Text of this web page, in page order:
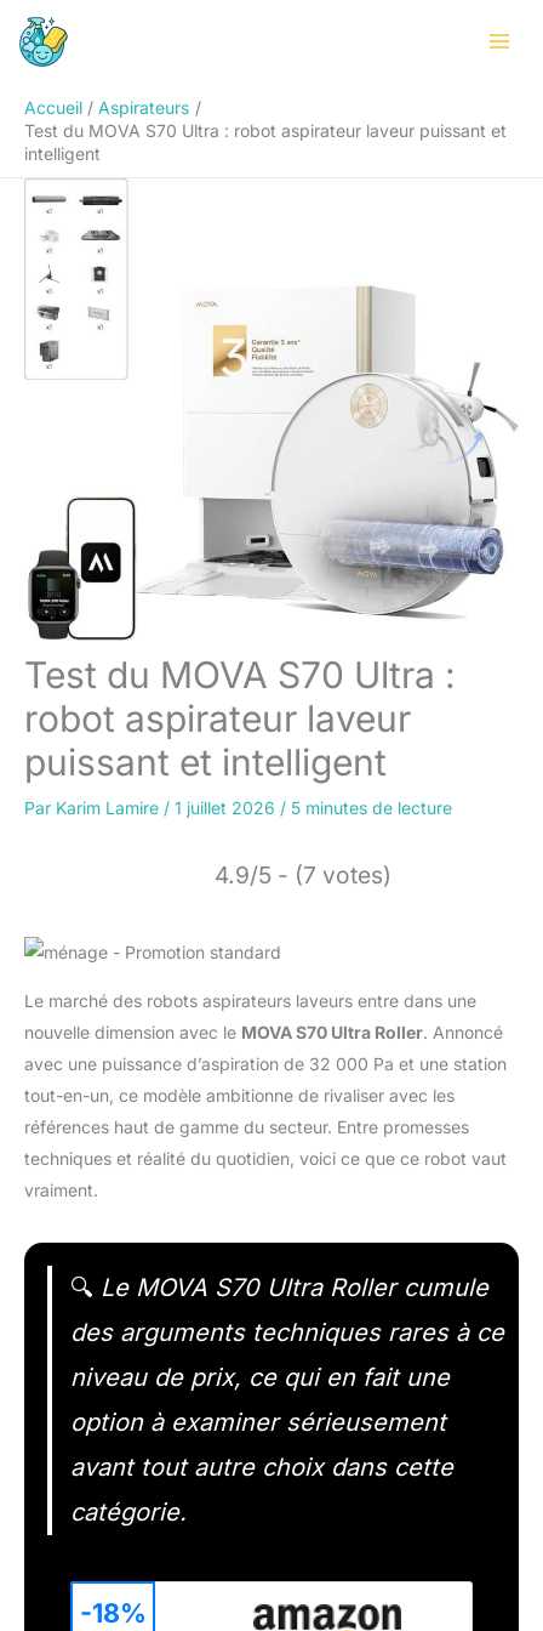
Aller
Accueil
Aspirateurs
Test du MOVA S70 Ultra : robot aspirateur laveur puissant et
intelligent
Test du MOVA S70 Ultra :
robot aspirateur laveur
puissant et intelligent
Par Karim Lamire / 1 juillet 2026 / 5 minutes de lecture
4.9/5 - (7 votes)
Le marché des robots aspirateurs laveurs entre dans une
nouvelle dimension avec le MOVA S70 Ultra Roller. Annoncé
avec une puissance d’aspiration de 32 000 Pa et une station
tout-en-un, ce modèle ambitionne de rivaliser avec les
références haut de gamme du secteur. Entre promesses
techniques et réalité du quotidien, voici ce que ce robot vaut
vraiment.
🔍 Le MOVA S70 Ultra Roller cumule
des arguments techniques rares à ce
niveau de prix, ce qui en fait une
option à examiner sérieusement
avant tout autre choix dans cette
catégorie.
-18%
Rechercher